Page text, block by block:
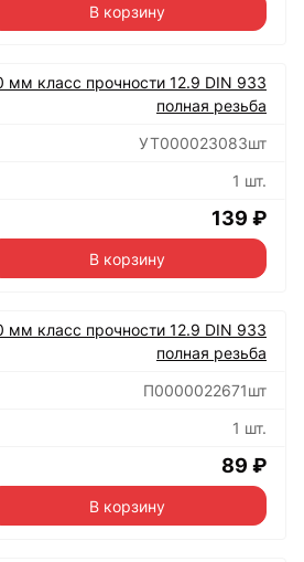
В корзину
мм класс прочности 12.9 DIN 933
полная резьба
УТ000023083шт
1 шт.
139 ₽
В корзину
мм класс прочности 12.9 DIN 933
полная резьба
П0000022671шт
1 шт.
89 ₽
В корзину